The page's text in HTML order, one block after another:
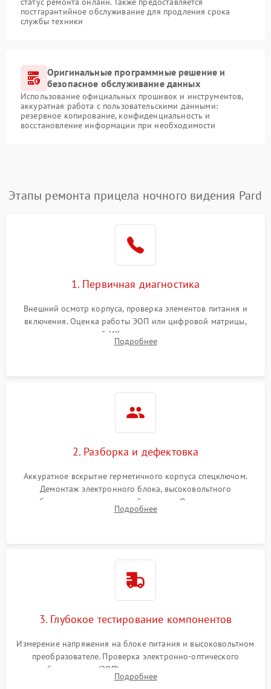
постгарантийное обслуживание для продления срока
службы техники
Оригинальные программные решение и
безопасное обслуживание данных
Использование официальных прошивок и инструментов,
аккуратная работа с пользовательскими данными:
резервное копирование, конфиденциальность и
восстановление информации при необходимости
Этапы ремонта прицела ночного видения Pard
1. Первичная диагностика
Внешний осмотр корпуса, проверка элементов питания и
включения. Оценка работы ЭОП или цифровой матрицы,
проверка встроенной ИК-подсветки и механизма выверки
прицельной сетки. Выявление видимых дефектов оптики и
Подробнее
2. Разборка и дефектовка
Аккуратное вскрытие герметичного корпуса спецключом.
Демонтаж электронного блока, высоковольтного
преобразователя и оптической системы. Осмотр контактов
на окисление и проверка целостности уплотнительных
Подробнее
3. Глубокое тестирование компонентов
Измерение напряжения на блоке питания и высоковольтном
преобразователе. Проверка электронно-оптического
преобразователя (ЭОП) на стенде на предмет эмиссии,
шумов и засветок. Диагностика микросхем цифровых
Подробнее